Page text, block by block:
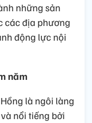
những sản
các địa phương
động lực nội
năm
là ngôi làng
nổi tiếng bởi